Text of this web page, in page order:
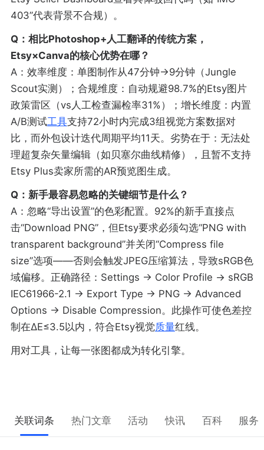
403”代表背景不合规）。
Q：相比Photoshop+人工翻译的传统方案，
Etsy×Canva的核心优势在哪？
A：效率维度：单图制作从47分钟→9分钟（Jungle
Scout实测）；合规维度：自动规避98.7%的Etsy图片
政策雷区（vs人工检查漏检率31%）；增长维度：内置
A/B测试工具支持72小时内完成3组视觉方案数据对
比，而外包设计迭代周期平均11天。劣势在于：无法处
理超复杂矢量编辑（如贝塞尔曲线精修），且暂不支持
Etsy Plus卖家所需的AR预览图生成。
Q：新手最容易忽略的关键细节是什么？
A：忽略“导出设置”的色彩配置。92%的新手直接点
击“Download PNG”，但Etsy要求必须勾选“PNG with
transparent background”并关闭“Compress file
size”选项——否则会触发JPEG压缩算法，导致sRGB色
域偏移。正确路径：Settings → Color Profile → sRGB
IEC61966-2.1 → Export Type → PNG → Advanced
Options → Disable Compression。此操作可使色差控
制在ΔE≤3.5以内，符合Etsy视觉质量红线。
用对工具，让每一张图都成为转化引擎。
关联词条 热门文章 活动 快讯 百科 服务